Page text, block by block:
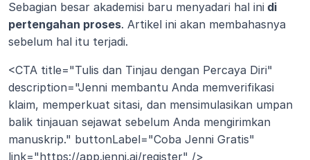
Sebagian besar akademisi baru menyadari hal ini di
pertengahan proses. Artikel ini akan membahasnya
sebelum hal itu terjadi.
<CTA title="Tulis dan Tinjau dengan Percaya Diri"
description="Jenni membantu Anda memverifikasi
klaim, memperkuat sitasi, dan mensimulasikan umpan
balik tinjauan sejawat sebelum Anda mengirimkan
manuskrip." buttonLabel="Coba Jenni Gratis"
link="https://app.jenni.ai/register" />